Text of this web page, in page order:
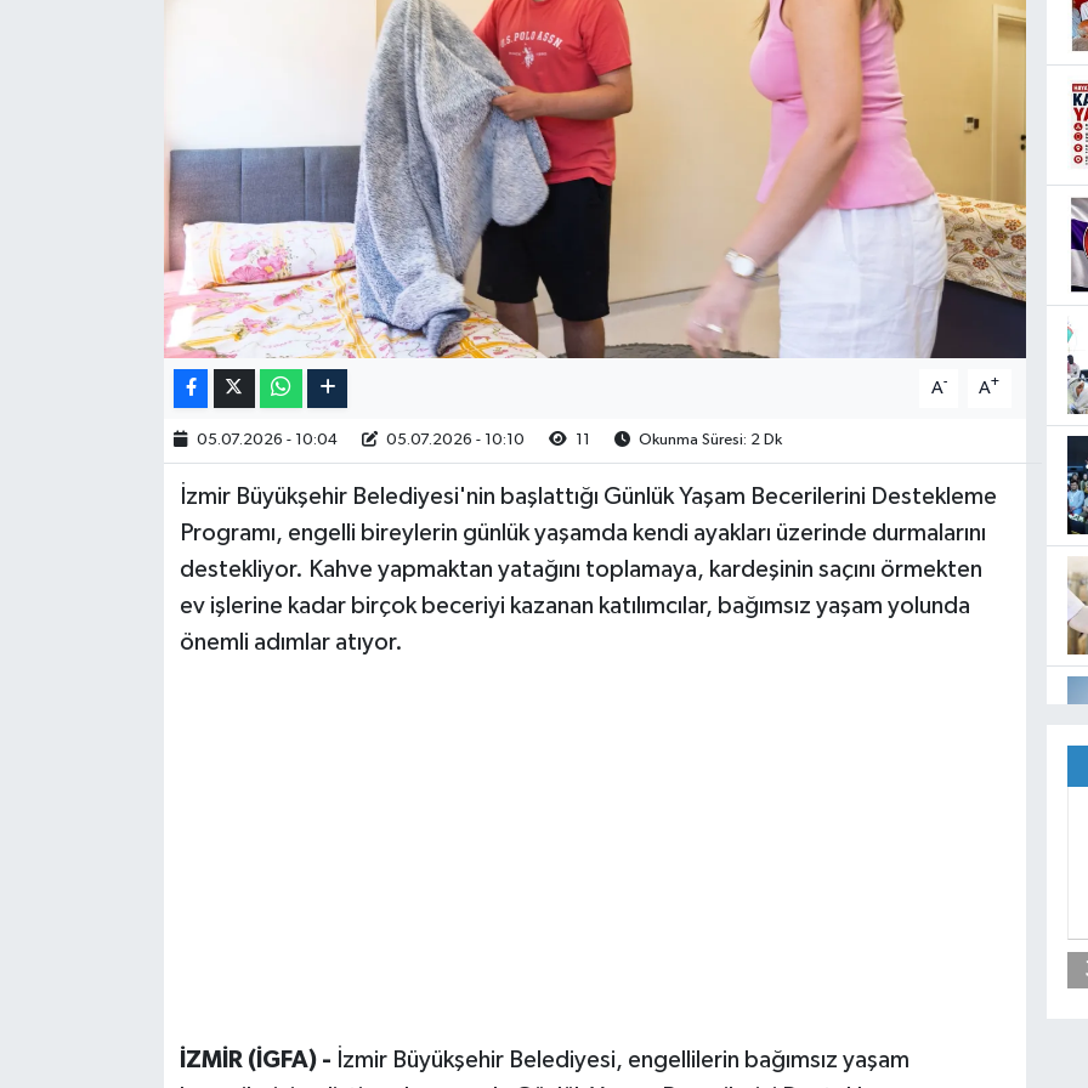
A- A+
05.07.2026 - 10:04 05.07.2026 - 10:10 Okunma Süresi: 2 Dk
İzmir Büyükşehir Belediyesi'nin başlattığı Günlük Yaşam Becerilerini Destekleme
Programı, engelli bireylerin günlük yaşamda kendi ayakları üzerinde durmalarını
destekliyor. Kahve yapmaktan yatağını toplamaya, kardeşinin saçını örmekten
ev işlerine kadar birçok beceriyi kazanan katılımcılar, bağımsız yaşam yolunda
önemli adımlar atıyor.
İZMİR (İGFA) - İzmir Büyükşehir Belediyesi, engellilerin bağımsız yaşam